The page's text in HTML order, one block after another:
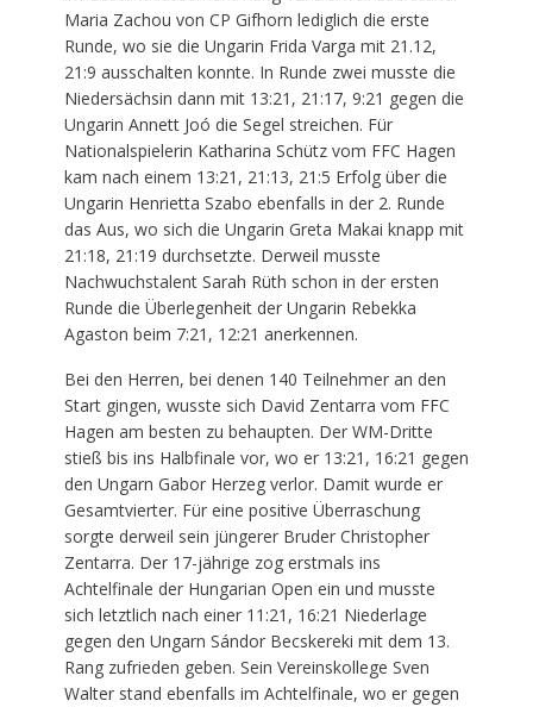
Maria Zachou von CP Gifhorn lediglich die erste
Runde, wo sie die Ungarin Frida Varga mit 21.12,
21:9 ausschalten konnte. In Runde zwei musste die
Niedersächsin dann mit 13:21, 21:17, 9:21 gegen die
Ungarin Annett Joó die Segel streichen. Für
Nationalspielerin Katharina Schütz vom FFC Hagen
kam nach einem 13:21, 21:13, 21:5 Erfolg über die
Ungarin Henrietta Szabo ebenfalls in der 2. Runde
das Aus, wo sich die Ungarin Greta Makai knapp mit
21:18, 21:19 durchsetzte. Derweil musste
Nachwuchstalent Sarah Rüth schon in der ersten
Runde die Überlegenheit der Ungarin Rebekka
Agaston beim 7:21, 12:21 anerkennen.
Bei den Herren, bei denen 140 Teilnehmer an den
Start gingen, wusste sich David Zentarra vom FFC
Hagen am besten zu behaupten. Der WM-Dritte
stieß bis ins Halbfinale vor, wo er 13:21, 16:21 gegen
den Ungarn Gabor Herzeg verlor. Damit wurde er
Gesamtvierter. Für eine positive Überraschung
sorgte derweil sein jüngerer Bruder Christopher
Zentarra. Der 17-jährige zog erstmals ins
Achtelfinale der Hungarian Open ein und musste
sich letztlich nach einer 11:21, 16:21 Niederlage
gegen den Ungarn Sándor Becskereki mit dem 13.
Rang zufrieden geben. Sein Vereinskollege Sven
Walter stand ebenfalls im Achtelfinale, wo er gegen